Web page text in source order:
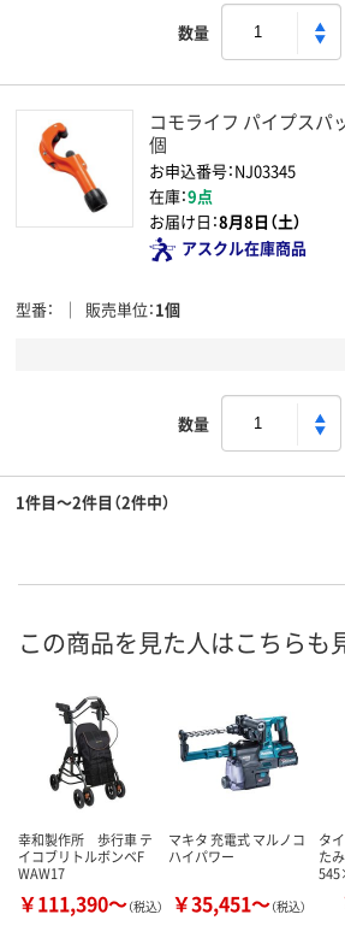
数量
コモライフ パイプスパ
個
お申込番号：NJ03345
在庫：9点
お届け日：8月8日（土）
アスクル在庫商品
型番 販売単位 1個
数量
1件目～2件目（2件中）
この商品を見た人はこちらも
幸和製作所 歩行車 テ
イコブリトルボンベF
WAW17
￥111,390～（税込）
マキタ 充電式 マルノコ
ハイパワー
￥35,451～（税込）
タ
た